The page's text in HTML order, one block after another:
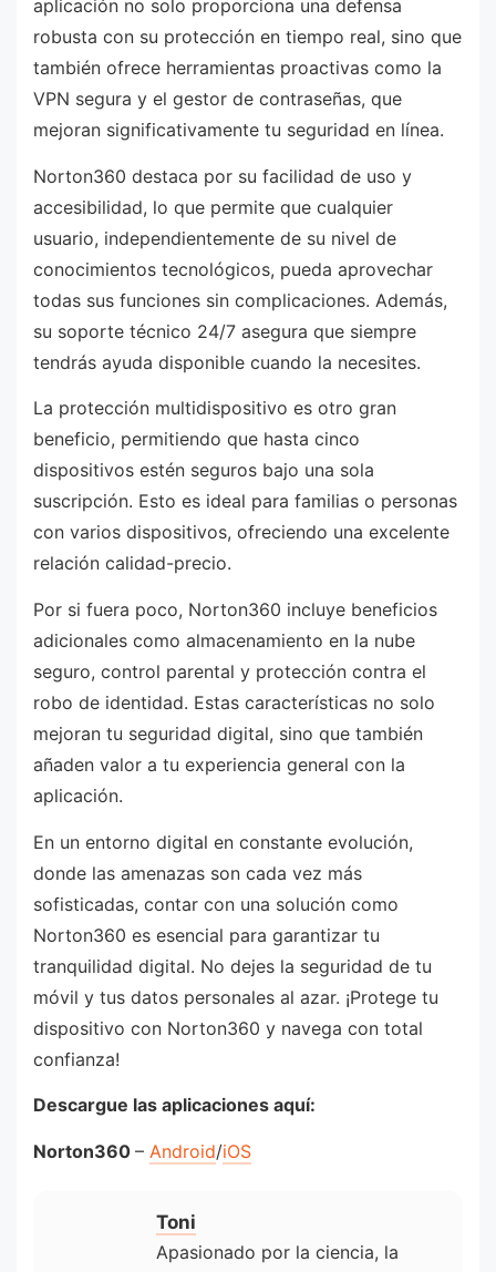
aplicación no solo proporciona una defensa
robusta con su protección en tiempo real, sino que
también ofrece herramientas proactivas como la
VPN segura y el gestor de contraseñas, que
mejoran significativamente tu seguridad en línea.
Norton360 destaca por su facilidad de uso y
accesibilidad, lo que permite que cualquier
usuario, independientemente de su nivel de
conocimientos tecnológicos, pueda aprovechar
todas sus funciones sin complicaciones. Además,
su soporte técnico 24/7 asegura que siempre
tendrás ayuda disponible cuando la necesites.
La protección multidispositivo es otro gran
beneficio, permitiendo que hasta cinco
dispositivos estén seguros bajo una sola
suscripción. Esto es ideal para familias o personas
con varios dispositivos, ofreciendo una excelente
relación calidad-precio.
Por si fuera poco, Norton360 incluye beneficios
adicionales como almacenamiento en la nube
seguro, control parental y protección contra el
robo de identidad. Estas características no solo
mejoran tu seguridad digital, sino que también
añaden valor a tu experiencia general con la
aplicación.
En un entorno digital en constante evolución,
donde las amenazas son cada vez más
sofisticadas, contar con una solución como
Norton360 es esencial para garantizar tu
tranquilidad digital. No dejes la seguridad de tu
móvil y tus datos personales al azar. ¡Protege tu
dispositivo con Norton360 y navega con total
confianza!
Descargue las aplicaciones aquí:
Norton360 – Android/iOS
Toni
Apasionado por la ciencia, la